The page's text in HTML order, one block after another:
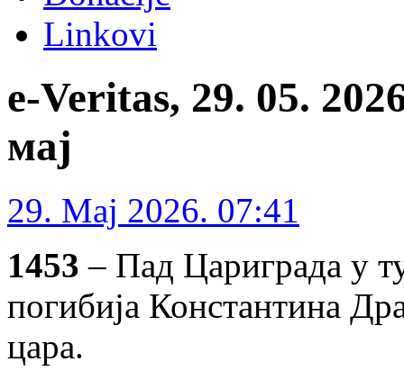
Linkovi
e-Veritas, 29. 05.
мај
29. Maj 2026. 07:41
1453 – Пад Цариграда у
погибија Константина
цара.